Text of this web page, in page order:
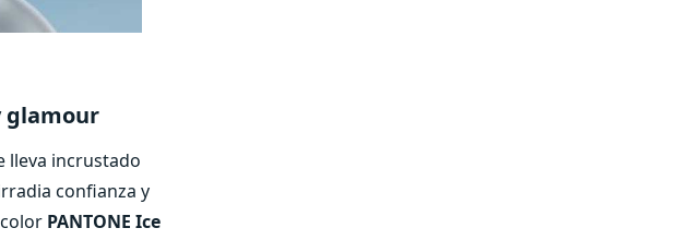
glamour
lleva incrustado
confianza y
PANTONE Ice